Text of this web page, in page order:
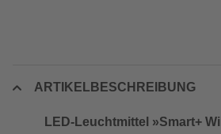
ARTIKELBESCHREIBUNG
LED-Leuchtmittel »Smart+